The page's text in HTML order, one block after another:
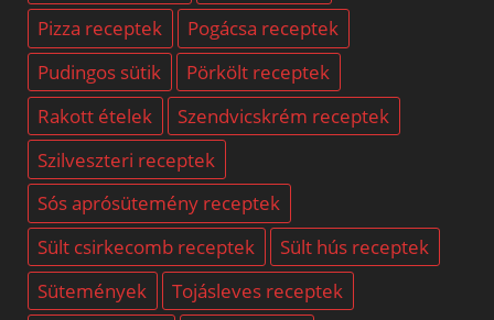
Pizza receptek
Pogácsa receptek
Pudingos sütik
Pörkölt receptek
Rakott ételek
Szendvicskrém receptek
Szilveszteri receptek
Sós aprósütemény receptek
Sült csirkecomb receptek
Sült hús receptek
Sütemények
Tojásleves receptek